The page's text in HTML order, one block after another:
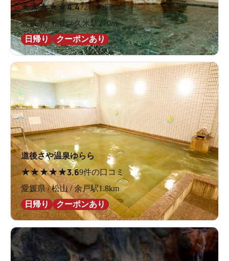
★★★★★4.472件の口コミ
愛媛県 / 松山 / 久米駅270m
日帰り
クーポンあり
道後さや温泉ゆらら
★★★★★3.69件の口コミ
愛媛県 / 松山 / 余戸駅1.8km
日帰り
クーポンあり